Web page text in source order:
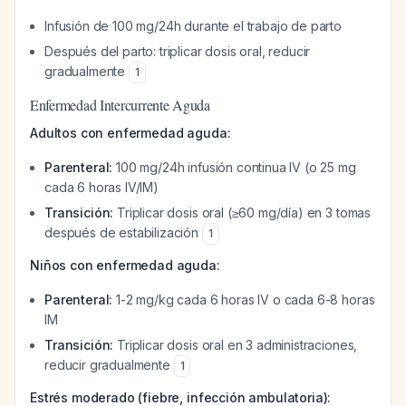
Infusión de 100 mg/24h durante el trabajo de parto
Después del parto: triplicar dosis oral, reducir
gradualmente
1
Enfermedad Intercurrente Aguda
Adultos con enfermedad aguda:
Parenteral: 100 mg/24h infusión continua IV (o 25 mg
cada 6 horas IV/IM)
Transición: Triplicar dosis oral (≥60 mg/día) en 3 tomas
después de estabilización
1
Niños con enfermedad aguda:
Parenteral: 1-2 mg/kg cada 6 horas IV o cada 6-8 horas
IM
Transición: Triplicar dosis oral en 3 administraciones,
reducir gradualmente
1
Estrés moderado (fiebre, infección ambulatoria):